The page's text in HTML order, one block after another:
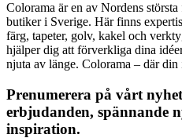
Colorama är en av Nordens
butiker i Sverige. Här finns
färg, tapeter, golv, kakel och
hjälper dig att förverkliga dina
njuta av länge. Colorama – där din
Prenumerera på vårt
erbjudanden, spännande
inspiration.